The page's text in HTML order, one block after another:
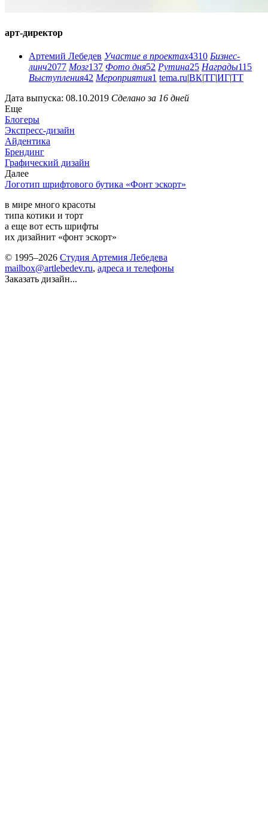
арт-директор
Артемий Лебедев Участие в проектах4310 Бизнес-
линч2077 Мозг137 Фото дня52 Рутина25 Награды115
Выступления42 Мероприятия1 tema.ru|ВК|ТГ|ИГ|ТТ
Дата выпуска: 08.10.2019 Сделано за 16 дней
Еще
Блогеры
Экспресс-дизайн
Айдентика
Брендинг
Графический дизайн
Далее
Логотип шрифтового бутика «Фонт эскорт»
в мире много красоты
типа котики и торт
а еще вот есть шрифты
их дизайнит «фонт эскорт»
© 1995–2026 Студия Артемия Лебедева
mailbox@artlebedev.ru, адреса и телефоны
Заказать дизайн...